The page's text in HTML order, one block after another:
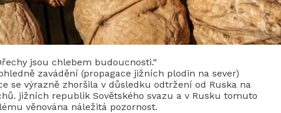
jsou chlebem budoucnosti.“
zavádění (propagace jižních plodin na sever)
se výrazně zhoršila v důsledku odtržení od Ruska na
jižních republik Sovětského svazu a v Rusku tomuto
věnována náležitá pozornost.